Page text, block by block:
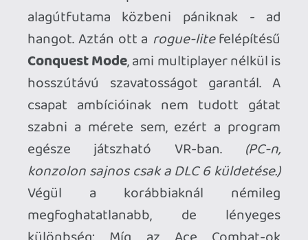
Ahhoz, hogy te is hozzászólj, be kell
jelentkezned!